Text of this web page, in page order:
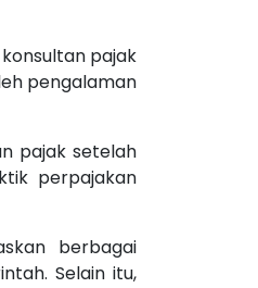
pajak
pengalaman
pajak setelah
perpajakan
berbagai
Selain itu,